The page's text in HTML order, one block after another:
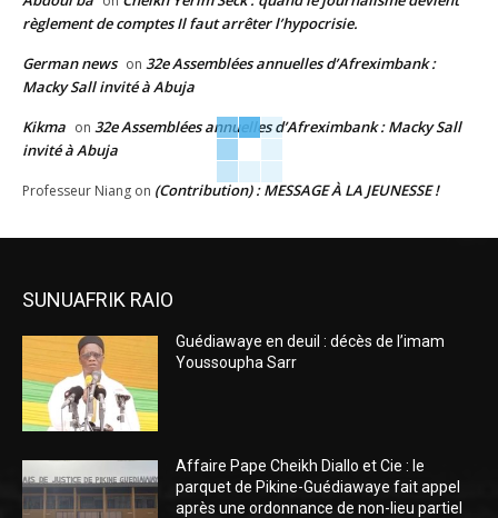
règlement de comptes Il faut arrêter l’hypocrisie.
German news on 32e Assemblées annuelles d’Afreximbank :
Macky Sall invité à Abuja
Kikma on 32e Assemblées annuelles d’Afreximbank : Macky Sall
invité à Abuja
Professeur Niang on (Contribution) : MESSAGE À LA JEUNESSE !
SUNUAFRIK RAIO
Guédiawaye en deuil : décès de l’imam
Youssoupha Sarr
Affaire Pape Cheikh Diallo et Cie : le
parquet de Pikine-Guédiawaye fait appel
après une ordonnance de non-lieu partiel